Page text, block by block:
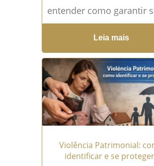
entender como garantir
parte na herança sendo
fora do casamento, você
está sozinho. Essa é...
mais →
Leia mais
Violência Patrimonial:
identificar e se